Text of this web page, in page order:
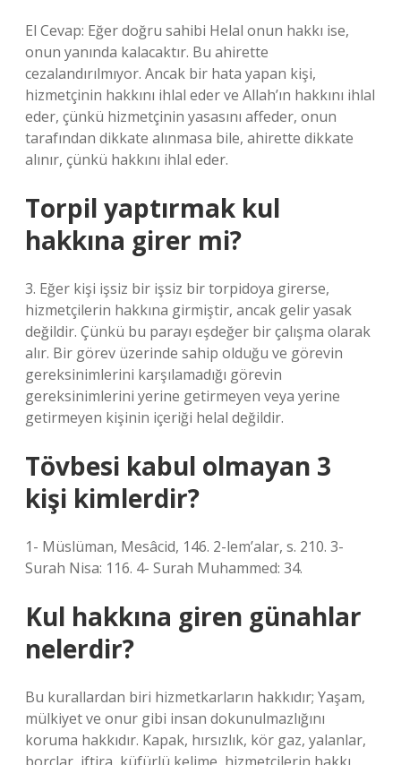
El Cevap: Eğer doğru sahibi Helal onun hakkı ise,
onun yanında kalacaktır. Bu ahirette
cezalandırılmıyor. Ancak bir hata yapan kişi,
hizmetçinin hakkını ihlal eder ve Allah’ın hakkını ihlal
eder, çünkü hizmetçinin yasasını affeder, onun
tarafından dikkate alınmasa bile, ahirette dikkate
alınır, çünkü hakkını ihlal eder.
Torpil yaptırmak kul
hakkına girer mi?
3. Eğer kişi işsiz bir işsiz bir torpidoya girerse,
hizmetçilerin hakkına girmiştir, ancak gelir yasak
değildir. Çünkü bu parayı eşdeğer bir çalışma olarak
alır. Bir görev üzerinde sahip olduğu ve görevin
gereksinimlerini karşılamadığı görevin
gereksinimlerini yerine getirmeyen veya yerine
getirmeyen kişinin içeriği helal değildir.
Tövbesi kabul olmayan 3
kişi kimlerdir?
1- Müslüman, Mesâcid, 146. 2-lem’alar, s. 210. 3-
Surah Nisa: 116. 4- Surah Muhammed: 34.
Kul hakkına giren günahlar
nelerdir?
Bu kurallardan biri hizmetkarların hakkıdır; Yaşam,
mülkiyet ve onur gibi insan dokunulmazlığını
koruma hakkıdır. Kapak, hırsızlık, kör gaz, yalanlar,